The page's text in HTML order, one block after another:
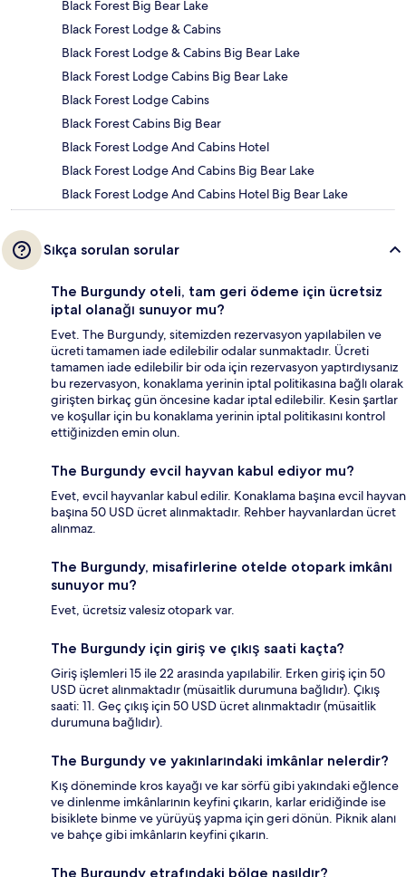
Black Forest Big Bear Lake
Black Forest Lodge & Cabins
Black Forest Lodge & Cabins Big Bear Lake
Black Forest Lodge Cabins Big Bear Lake
Black Forest Lodge Cabins
Black Forest Cabins Big Bear
Black Forest Lodge And Cabins Hotel
Black Forest Lodge And Cabins Big Bear Lake
Black Forest Lodge And Cabins Hotel Big Bear Lake
Sıkça sorulan sorular
The Burgundy oteli, tam geri ödeme için ücretsiz
iptal olanağı sunuyor mu?
Evet. The Burgundy, sitemizden rezervasyon yapılabilen ve
ücreti tamamen iade edilebilir odalar sunmaktadır. Ücreti
tamamen iade edilebilir bir oda için rezervasyon yaptırdıysanız
bu rezervasyon, konaklama yerinin iptal politikasına bağlı olarak
girişten birkaç gün öncesine kadar iptal edilebilir. Kesin şartlar
ve koşullar için bu konaklama yerinin iptal politikasını kontrol
ettiğinizden emin olun.
The Burgundy evcil hayvan kabul ediyor mu?
Evet, evcil hayvanlar kabul edilir. Konaklama başına evcil hayvan
başına 50 USD ücret alınmaktadır. Rehber hayvanlardan ücret
alınmaz.
The Burgundy, misafirlerine otelde otopark imkânı
sunuyor mu?
Evet, ücretsiz valesiz otopark var.
The Burgundy için giriş ve çıkış saati kaçta?
Giriş işlemleri 15 ile 22 arasında yapılabilir. Erken giriş için 50
USD ücret alınmaktadır (müsaitlik durumuna bağlıdır). Çıkış
saati: 11. Geç çıkış için 50 USD ücret alınmaktadır (müsaitlik
durumuna bağlıdır).
The Burgundy ve yakınlarındaki imkânlar nelerdir?
Kış döneminde kros kayağı ve kar sörfü gibi yakındaki eğlence
ve dinlenme imkânlarının keyfini çıkarın, karlar eridiğinde ise
bisiklete binme ve yürüyüş yapma için geri dönün. Piknik alanı
ve bahçe gibi imkânların keyfini çıkarın.
The Burgundy etrafındaki bölge nasıldır?